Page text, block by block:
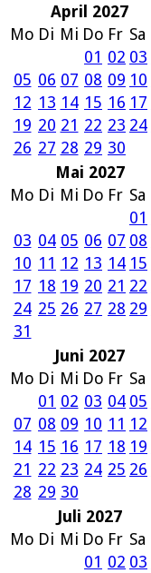
April 2027
Mo Di Mi Do Fr Sa
01 02 03
05 06 07 08 09 10
12 13 14 15 16 17
19 20 21 22 23 24
26 27 28 29 30
Mai 2027
Mo Di Mi Do Fr Sa
01
03 04 05 06 07 08
10 11 12 13 14 15
17 18 19 20 21 22
24 25 26 27 28 29
31
Juni 2027
Mo Di Mi Do Fr Sa
01 02 03 04 05
07 08 09 10 11 12
14 15 16 17 18 19
21 22 23 24 25 26
28 29 30
Juli 2027
Mo Di Mi Do Fr Sa
01 02 03